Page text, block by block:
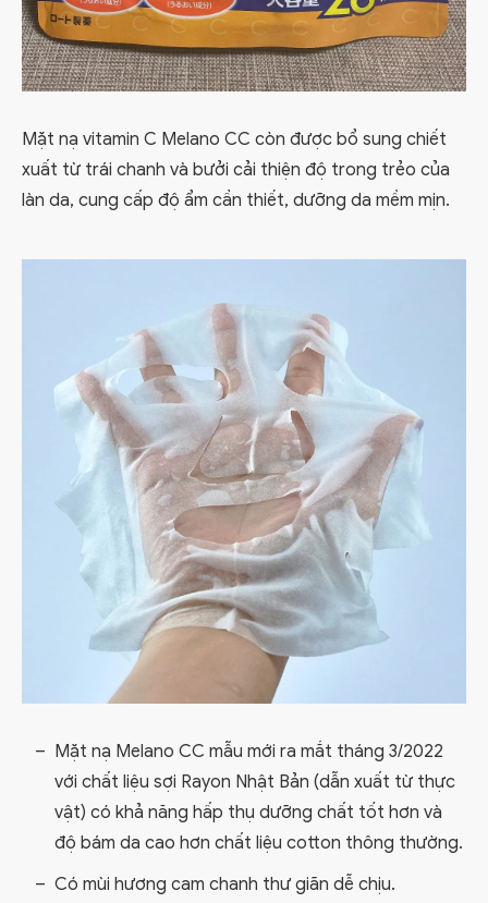
Mặt nạ vitamin C Melano CC còn được bổ sung chiết
xuất từ trái chanh và bưởi cải thiện độ trong trẻo của
làn da, cung cấp độ ẩm cần thiết, dưỡng da mềm mịn.
Mặt nạ Melano CC mẫu mới ra mắt tháng 3/2022
với chất liệu sợi Rayon Nhật Bản (dẫn xuất từ thực
vật) có khả năng hấp thụ dưỡng chất tốt hơn và
độ bám da cao hơn chất liệu cotton thông thường.
Có mùi hương cam chanh thư giãn dễ chịu.